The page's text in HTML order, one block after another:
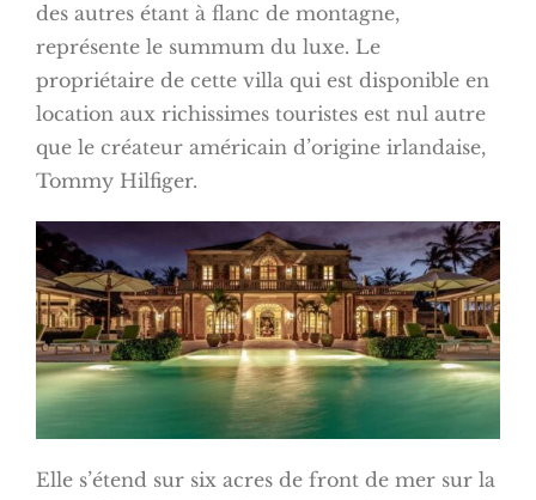
des autres étant à flanc de montagne,
représente le summum du luxe. Le
propriétaire de cette villa qui est disponible en
location aux richissimes touristes est nul autre
que le créateur américain d’origine irlandaise,
Tommy Hilfiger.
Elle s’étend sur six acres de front de mer sur la